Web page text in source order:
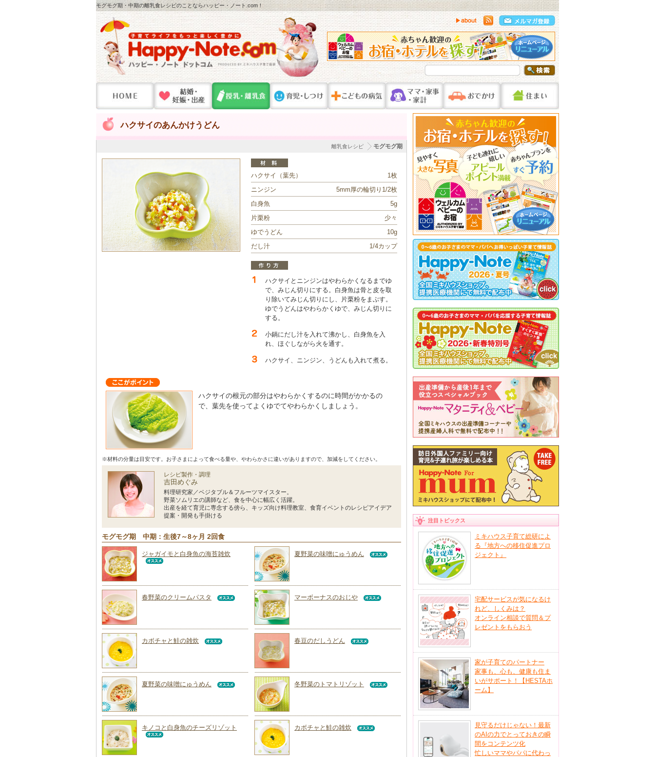
モグモグ期・中期の離乳食レシピのことならハッピー・ノート.com！
ハクサイのあんかけうどん
モグモグ期
離乳食レシピ
ハクサイ（葉先）
1枚
ニンジン
5mm厚の輪切り1/2枚
白身魚
5g
片栗粉
少々
ゆでうどん
10g
だし汁
1/4カップ
ハクサイとニンジンはやわらかくなるまでゆ
で、みじん切りにする。白身魚は骨と皮を取
り除いてみじん切りにし、片栗粉をまぶす。
ゆでうどんはやわらかくゆで、みじん切りに
する。
小鍋にだし汁を入れて沸かし、白身魚を入
れ、ほぐしながら火を通す。
ハクサイ、ニンジン、うどんも入れて煮る。
ハクサイの根元の部分はやわらかくするのに時間がかかるの
で、葉先を使ってよくゆでてやわらかくしましょう。
※材料の分量は目安です。お子さまによって食べる量や、やわらかさに違いがありますので、加減をしてください。
レシピ製作・調理
吉田めぐみ
料理研究家／ベジタブル＆フルーツマイスター。
野菜ソムリエの講師など、食を中心に幅広く活躍。
出産を経て育児に専念する傍ら、キッズ向け料理教室、食育イベントのレシピアイデア
提案・開発も手掛ける
モグモグ期 中期：生後7～8ヶ月 2回食
ジャガイモと白身魚の海苔雑炊 夏野菜の味噌にゅうめん
春野菜のクリームパスタ マーボーナスのおじや
カボチャと鮭の雑炊 春豆のだしうどん
夏野菜の味噌にゅうめん 冬野菜のトマトリゾット
キノコと白身魚のチーズリゾット カボチャと鮭の雑炊
注目トピックス
ミキハウス子育て総研によ
る『地方への移住促進プロ
ジェクト』
宅配サービスが気になるけ
れど、しくみは？
オンライン相談で質問＆プ
レゼントをもらおう
家が子育てのパートナー
家事も、心も、健康も住ま
いがサポート！【HESTAホ
ーム】
見守るだけじゃない！最新
のAIの力でとっておきの瞬
間をコンテンツ化
忙しいママやパパに代わっ